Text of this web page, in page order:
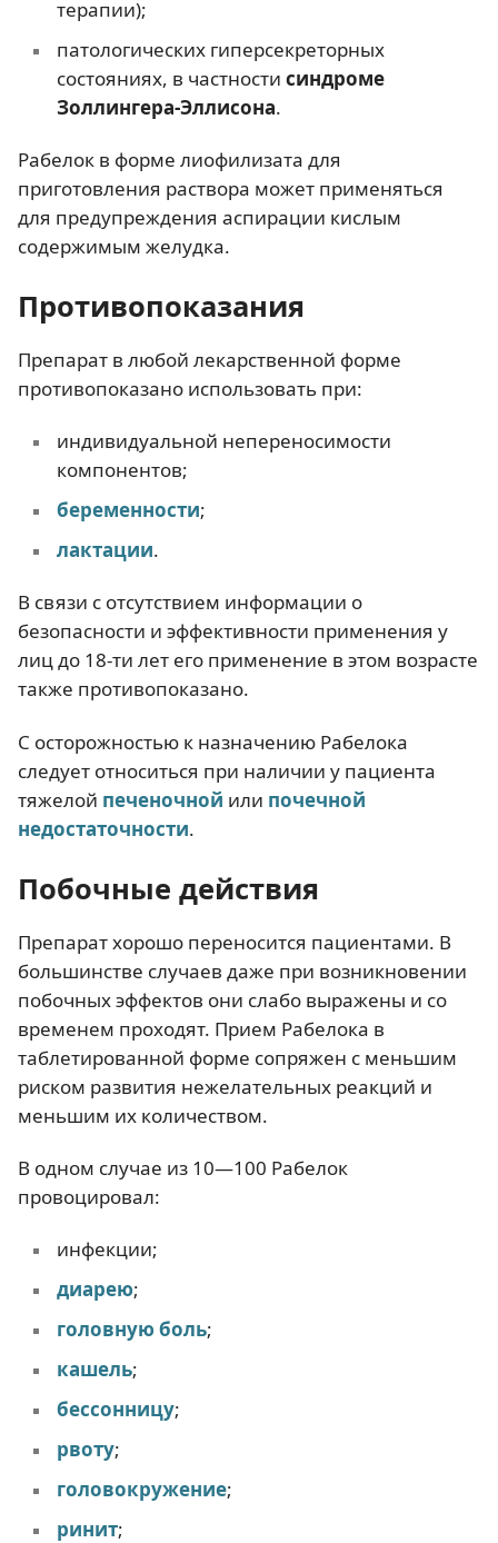
терапии);
патологических гиперсекреторных
состояниях, в частности синдроме
Золлингера-Эллисона.
Рабелок в форме лиофилизата для
приготовления раствора может применяться
для предупреждения аспирации кислым
содержимым желудка.
Противопоказания
Препарат в любой лекарственной форме
противопоказано использовать при:
индивидуальной непереносимости
компонентов;
беременности;
лактации.
В связи с отсутствием информации о
безопасности и эффективности применения у
лиц до 18-ти лет его применение в этом возрасте
также противопоказано.
С осторожностью к назначению Рабелока
следует относиться при наличии у пациента
тяжелой печеночной или почечной
недостаточности.
Побочные действия
Препарат хорошо переносится пациентами. В
большинстве случаев даже при возникновении
побочных эффектов они слабо выражены и со
временем проходят. Прием Рабелока в
таблетированной форме сопряжен с меньшим
риском развития нежелательных реакций и
меньшим их количеством.
В одном случае из 10—100 Рабелок
провоцировал:
инфекции;
диарею;
головную боль;
кашель;
бессонницу;
рвоту;
головокружение;
ринит;